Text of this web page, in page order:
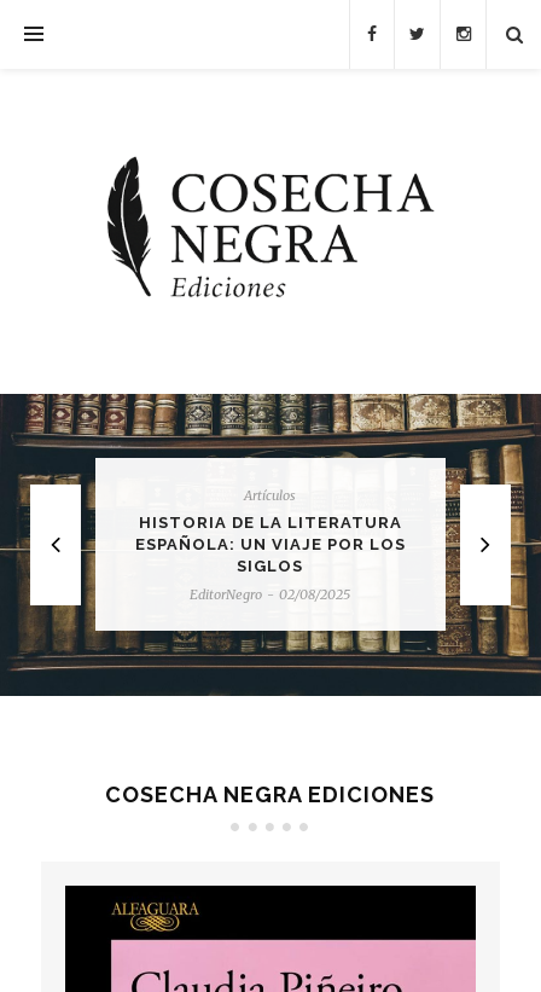
Artículos
HISTORIA DE LA LITERATURA
ESPAÑOLA: UN VIAJE POR LOS
SIGLOS
EditorNegro - 02/08/2025
COSECHA NEGRA EDICIONES